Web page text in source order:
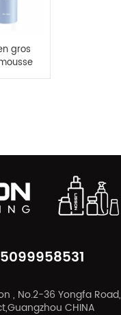
gros
le
, No.2-36 Yongfa Road,
CHINA